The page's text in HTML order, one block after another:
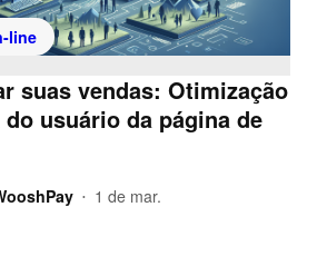
line
suas vendas: Otimização
usuário da página de
• 1 de mar.